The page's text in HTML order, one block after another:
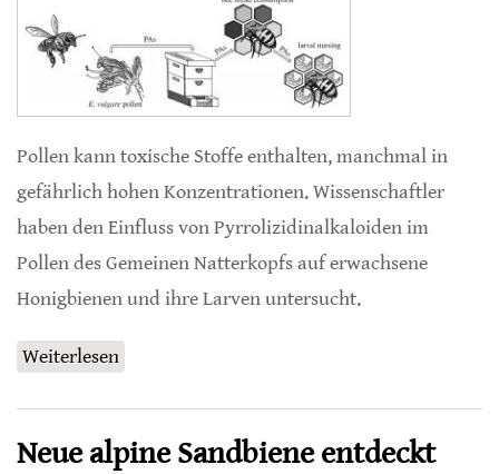
Pollen kann toxische Stoffe enthalten, manchmal in
gefährlich hohen Konzentrationen. Wissenschaftler
haben den Einfluss von Pyrrolizidinalkaloiden im
Pollen des Gemeinen Natterkopfs auf erwachsene
Honigbienen und ihre Larven untersucht.
Weiterlesen
Neue alpine Sandbiene entdeckt